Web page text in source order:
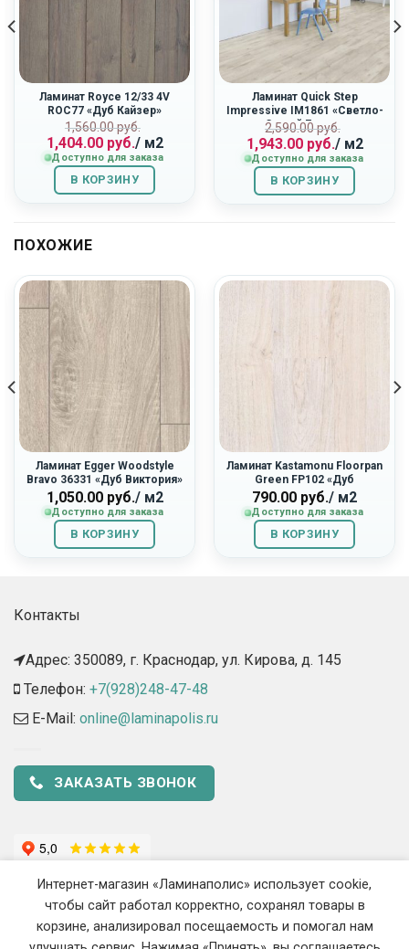
Ламинат Royce 12/33 4V
ROC77 «Дуб Кайзер»
1,560.00руб.
Первоначальная
цена
составляла
1,560.00
руб..
1,404.00руб.
Текущая
цена:
1,404.00
руб..
/ м2
Доступно для заказа
В КОРЗИНУ
Ламинат Quick Step
Impressive IM1861 «Светло-
Серый Бетон»
2,590.00руб.
цена
составляла
2,590.00
руб..
1,943.00руб.
Текущая
цена:
1,943.00
руб..
/ м2
Доступно для заказа
В КОРЗИНУ
ПОХОЖИЕ
Ламинат Egger Woodstyle
Bravo 36331 «Дуб Виктория»
1,050.00руб./ м2
Доступно для заказа
В КОРЗИНУ
Ламинат Kastamonu Floorpan
Green FP102 «Дуб
Стокгольм»
790.00 руб./ м2
Доступно для заказа
В КОРЗИНУ
Контакты
Адрес: 350089, г. Краснодар, ул. Кирова, д. 145​
Телефон: +7(928)248-47-48
E-Mail: online@laminapolis.ru
ЗАКАЗАТЬ ЗВОНОК
Интернет-магазин «Ламинаполис» использует cookie,
чтобы сайт работал корректно, сохранял товары в
корзине, анализировал посещаемость и помогал нам